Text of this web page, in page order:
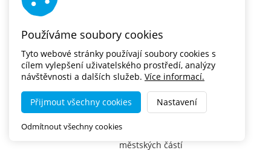
dopravy, tak
· Starostové a
zastupitelé okolních
měst
metropolitních
regionů, krajů
· Zastupitelé
městských částí
Používáme soubory cookies
Tyto webové stránky používají soubory cookies s
cílem vylepšení uživatelského prostředí, analýzy
návštěvnosti a dalších služeb. Více informací.
Přijmout všechny cookies Nastavení
Odmítnout všechny cookies